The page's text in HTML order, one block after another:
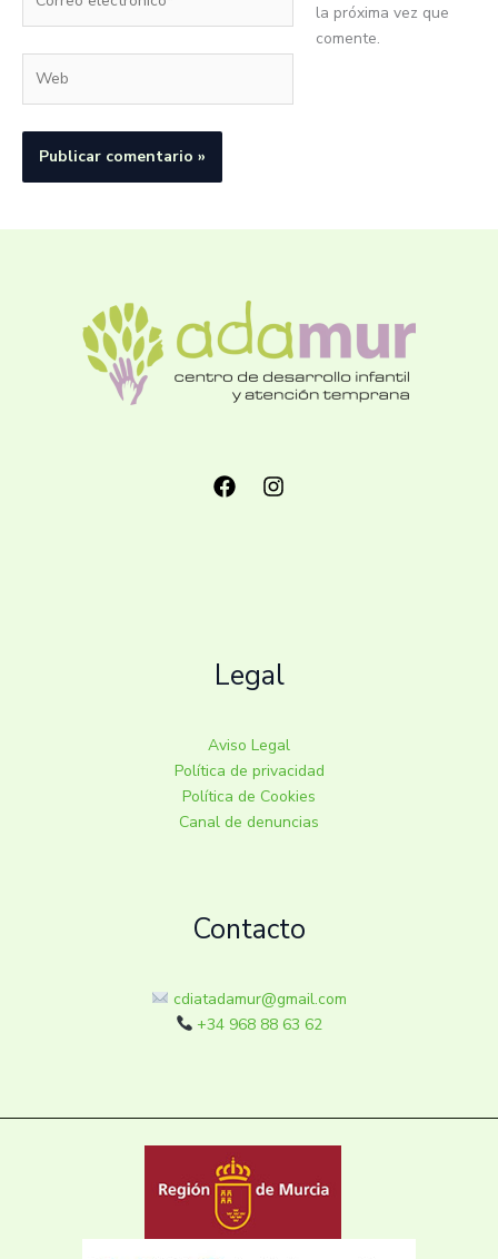
electrónico*
la próxima vez que
comente.
Legal
Aviso Legal
Política de privacidad
Política de Cookies
Canal de denuncias
Contacto
cdiatadamur@gmail.com
+34 968 88 63 62